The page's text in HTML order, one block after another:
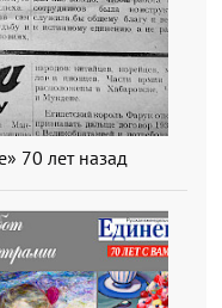
70 лет назад